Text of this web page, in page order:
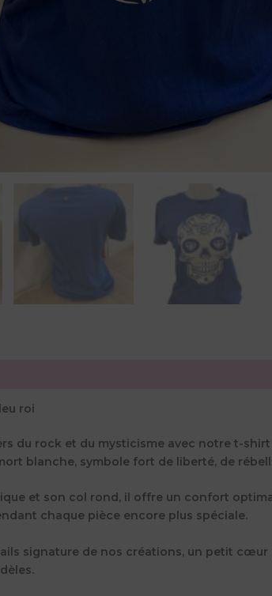
roi
du rock et du mysticisme avec notre t-
blanche, symbole fort de liberté, de
et son col rond, il offre un confort
chaque pièce encore plus spéciale.
signature de nos créations, un petit